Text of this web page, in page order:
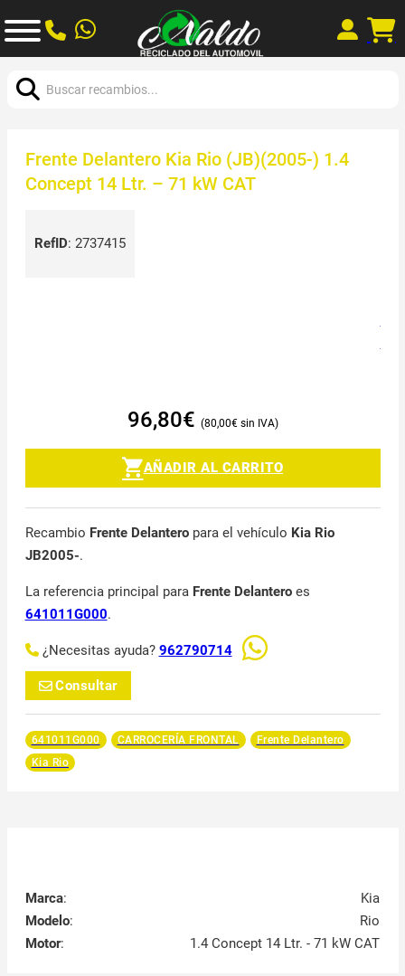
Frente Delantero Kia Rio (JB)(2005-) 1.4
Concept 14 Ltr. – 71 kW CAT
RefID: 2737415
96,80€ 80,00€
AÑADIR AL CARRITO
Recambio Frente Delanteropara el vehículo Kia Rio
JB2005-.
La referencia principal para Frente Delanteroes
641011G000.
¿Necesitas ayuda? 962790714
Consultar
641011G000 CARROCERÍA FRONTAL
Frente Delantero
Kia Rio
Marca:
Kia
Modelo:
Rio
Motor: 1.4 Concept 14 Ltr. - 71 kW CAT